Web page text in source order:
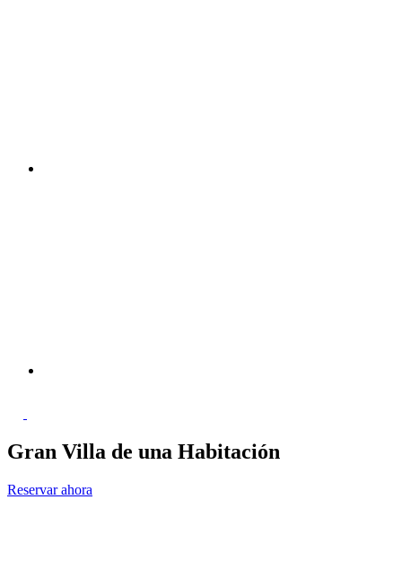
Gran Villa de una Habitación
Reservar ahora